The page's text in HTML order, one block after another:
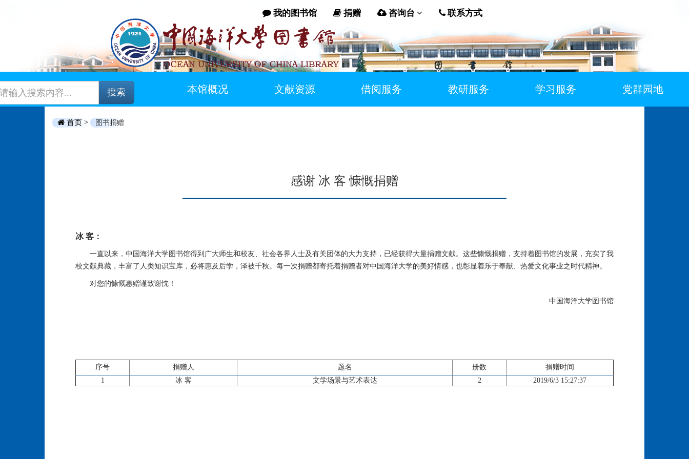
我的图书馆 捐赠 咨询台 联系方式
搜索 本馆概况 文献资源 借阅服务 教研服务 学习服务 党群园地
首页 > 图书捐赠
感谢 冰 客 慷慨捐赠
冰 客：
一直以来，中国海洋大学图书馆得到广大师生和校友、社会各界人士及有关团体的大力支持，已经获得大量捐赠文献。这些慷慨捐赠，支持着图书馆的发展，充实了我
校文献典藏，丰富了人类知识宝库，必将惠及后学，泽被千秋。每一次捐赠都寄托着捐赠者对中国海洋大学的美好情感，也彰显着乐于奉献、热爱文化事业之时代精神。
对您的慷慨惠赠谨致谢忱！
中国海洋大学图书馆
序号 捐赠人 题名 册数
捐赠时间
1
冰 客 文学场景与艺术表达 2 2019/6/3 15:27:37